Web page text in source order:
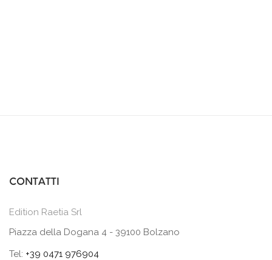
CONTATTI
Edition Raetia Srl
Piazza della Dogana 4 - 39100 Bolzano
Tel: +39 0471 976904